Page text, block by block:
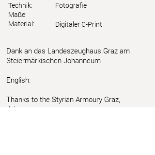
Technik:
Maße:
Material:
Fotografie
Digitaler C-Print
Dank an das Landeszeughaus Graz am
Steiermärkischen Johanneum
English:
Thanks to the Styrian Armoury Graz,
Johanneum